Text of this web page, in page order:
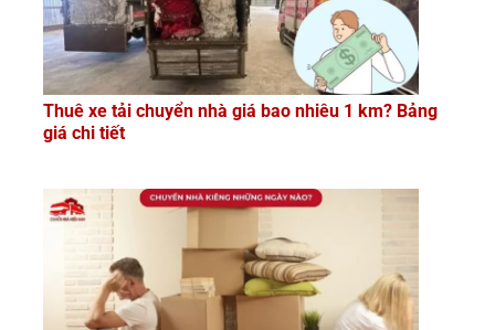
Thuê xe tải chuyển nhà giá bao nhiêu 1 km? Bảng
giá chi tiết